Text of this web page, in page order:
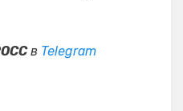
в Telegram